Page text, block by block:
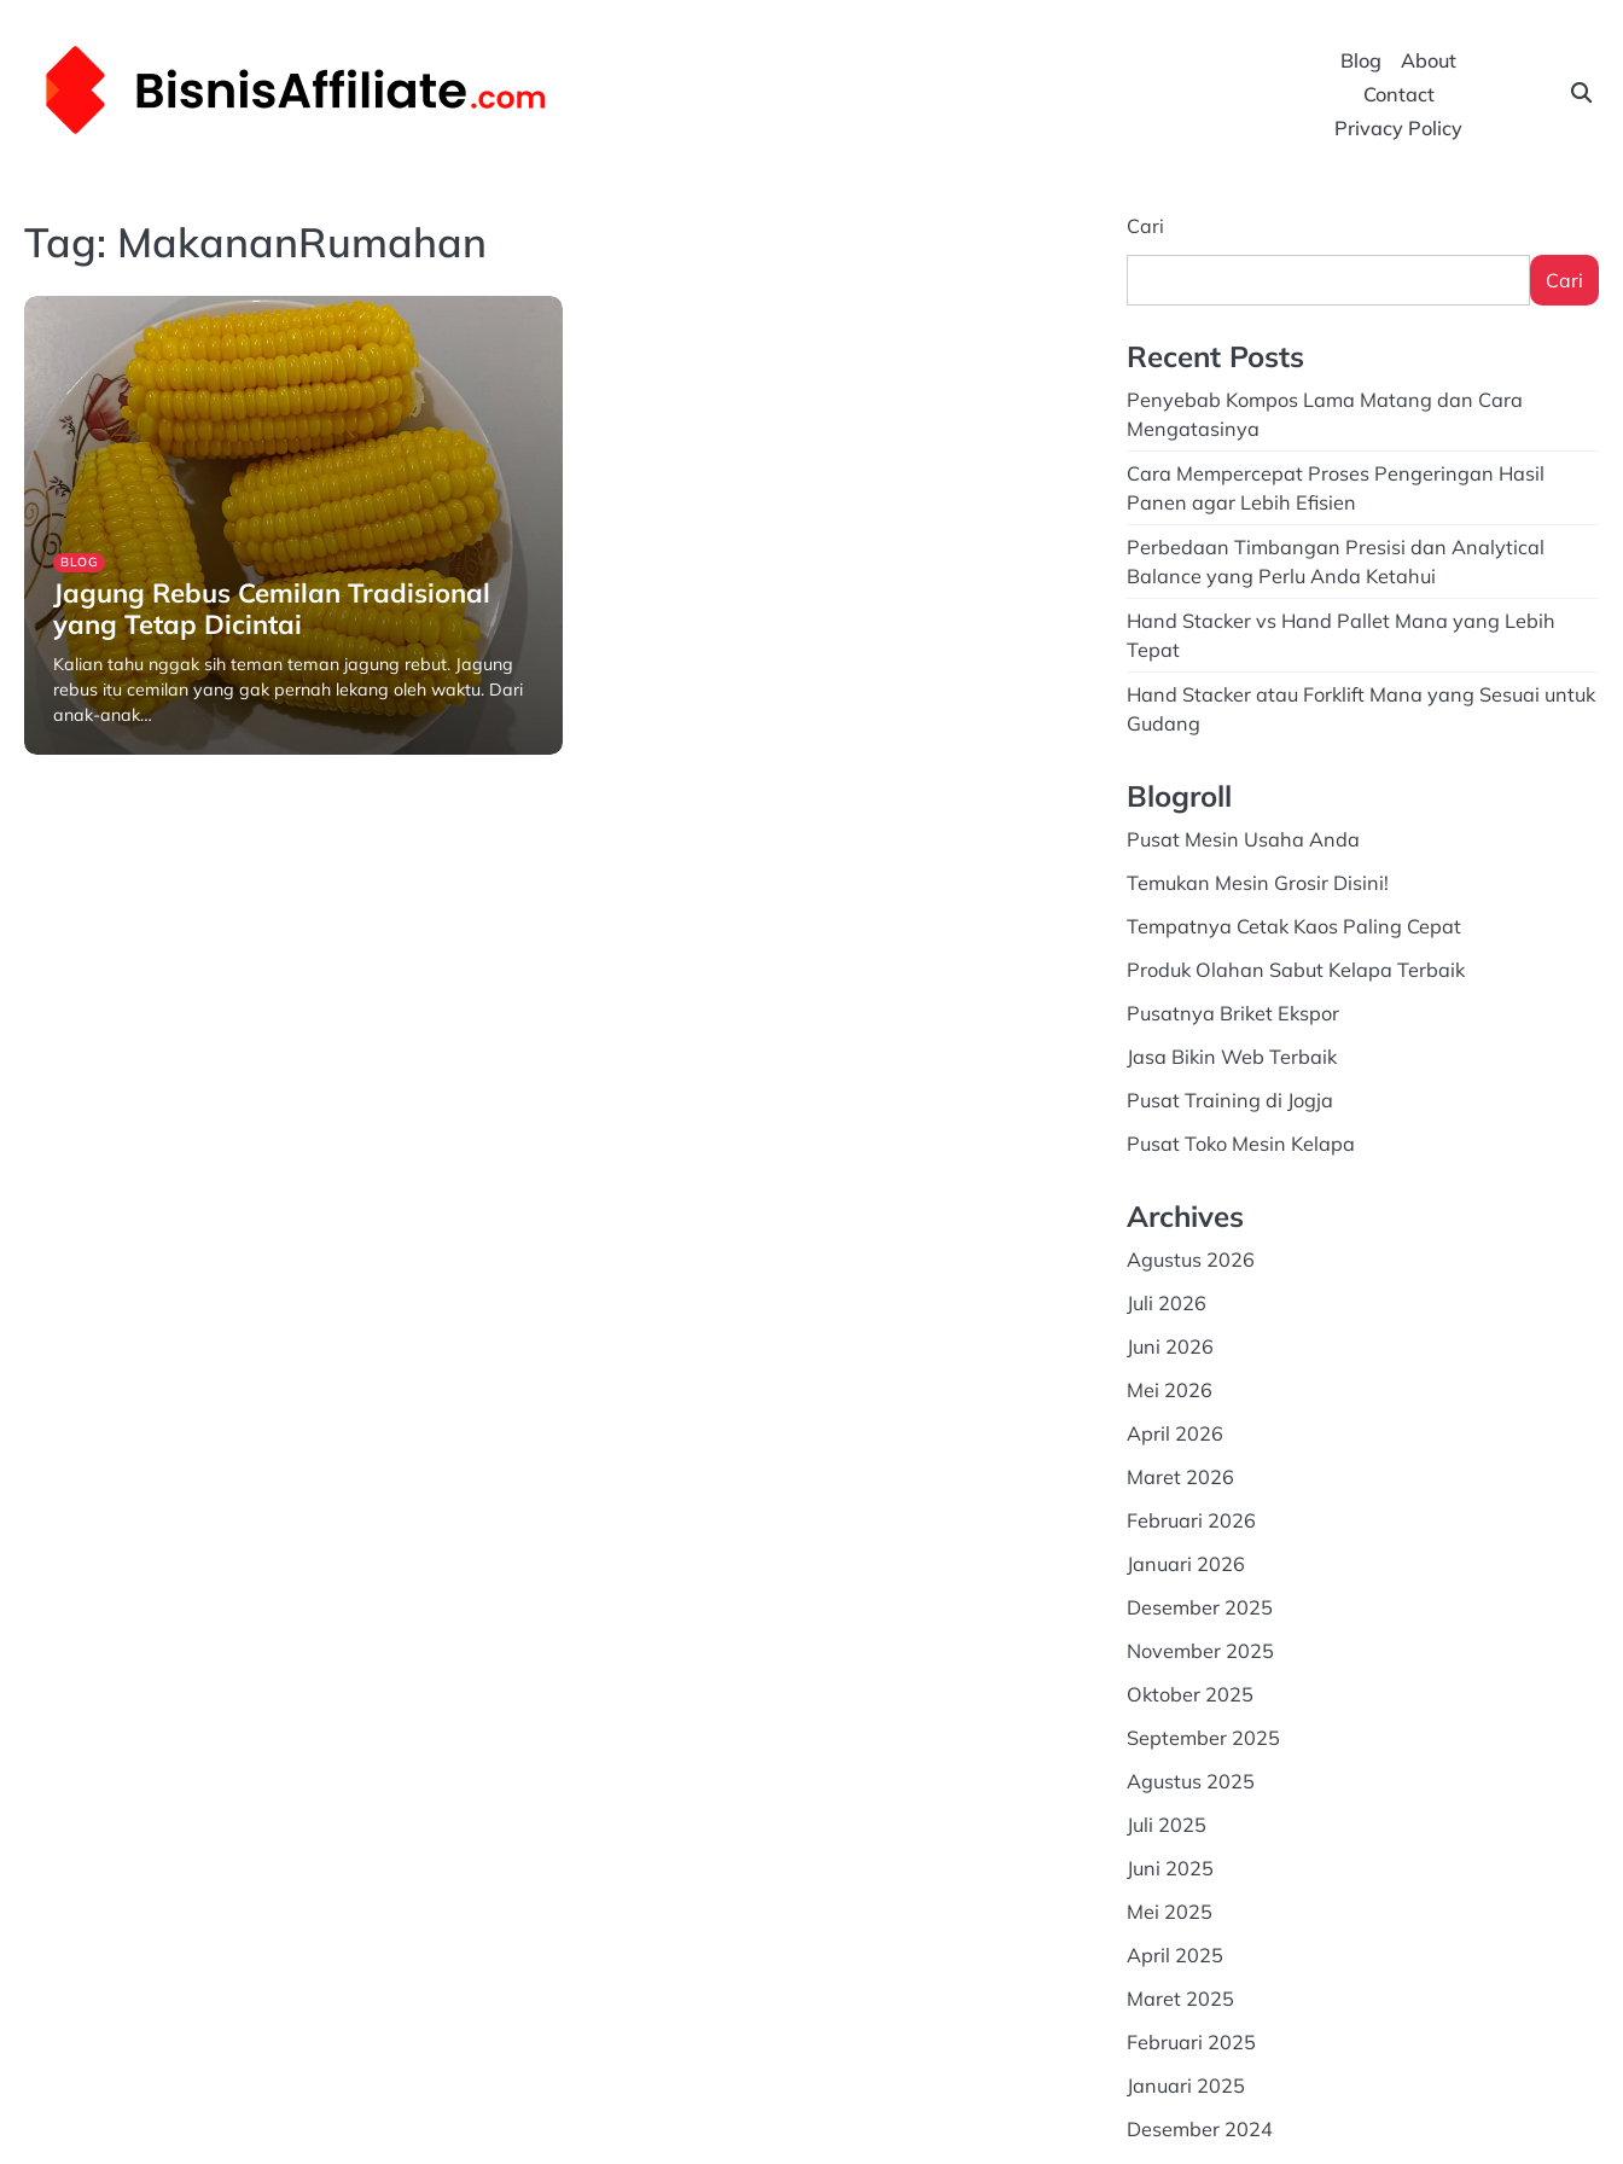
content
Blog
About
Contact
Privacy Policy
Tag: MakananRumahan
BLOG
Jagung Rebus Cemilan Tradisional
yang Tetap Dicintai
Kalian tahu nggak sih teman teman jagung rebut. Jagung
rebus itu cemilan yang gak pernah lekang oleh waktu. Dari
anak-anak…
Juni 18, 2025
Cari
Cari
Recent Posts
Penyebab Kompos Lama Matang dan Cara
Mengatasinya
Cara Mempercepat Proses Pengeringan Hasil
Panen agar Lebih Efisien
Perbedaan Timbangan Presisi dan Analytical
Balance yang Perlu Anda Ketahui
Hand Stacker vs Hand Pallet Mana yang Lebih
Tepat
Hand Stacker atau Forklift Mana yang Sesuai untuk
Gudang
Blogroll
Pusat Mesin Usaha Anda
Temukan Mesin Grosir Disini!
Tempatnya Cetak Kaos Paling Cepat
Produk Olahan Sabut Kelapa Terbaik
Pusatnya Briket Ekspor
Jasa Bikin Web Terbaik
Pusat Training di Jogja
Pusat Toko Mesin Kelapa
Archives
Agustus 2026
Juli 2026
Juni 2026
Mei 2026
April 2026
Maret 2026
Februari 2026
Januari 2026
Desember 2025
November 2025
Oktober 2025
September 2025
Agustus 2025
Juli 2025
Juni 2025
Mei 2025
April 2025
Maret 2025
Februari 2025
Januari 2025
Desember 2024